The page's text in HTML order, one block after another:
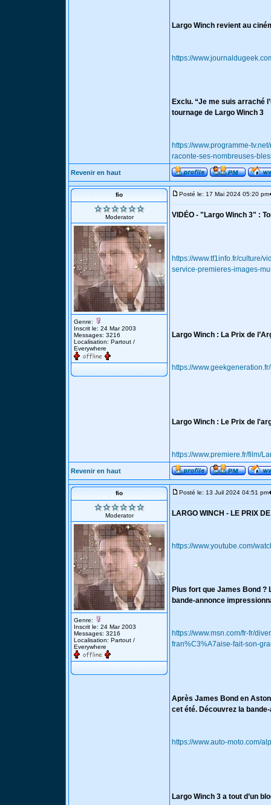
Largo Winch revient au
https://
Exclu. “Je me suis arraché
tournage de Largo Winch 3
https://www.programme-
raconte-ses-nombreuses-
Revenir en haut
fio
Moderator
Genre:
Inscrit le: 24 Mar 2003
Messages: 3216
Localisation: Partout /
Everywhere
Posté le: 17 Mai 2024 05:20 pm
VIDÉO - "Largo Winch 3" :
https://www.tf1info.fr/culture/
service-premieres-images-
Largo Winch : La Prix de
https://
Largo Winch : Le Prix de
https://www.premiere.fr/film/
Revenir en haut
fio
Moderator
Genre:
Inscrit le: 24 Mar 2003
Messages: 3216
Localisation: Partout /
Everywhere
Posté le: 13 Juil 2024 04:51 pm
LARGO WINCH - LE PRIX
https://www.youtube.com/
Plus fort que James Bond
bande-annonce
https://www.msn.com/fr-fr/
fran%C3%A7aise-fait-son-
Après James Bond en
cet été. Découvrez la
https://www.auto-moto.com/
Largo Winch 3 a tout d’un